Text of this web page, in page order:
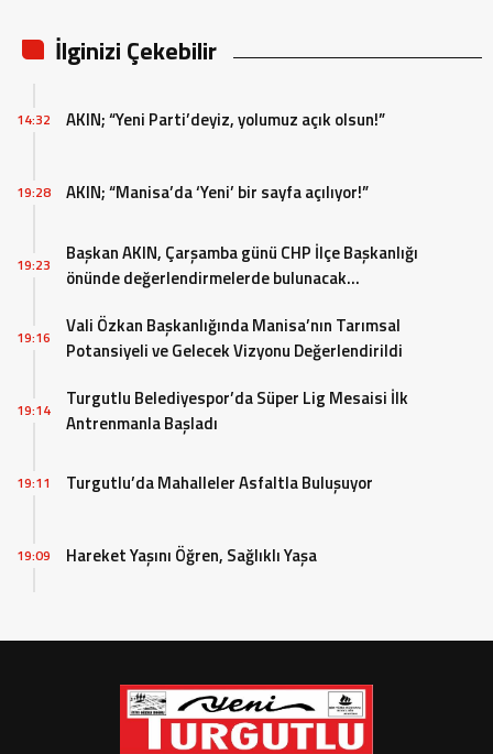
İlginizi Çekebilir
AKIN; “Yeni Parti’deyiz, yolumuz açık olsun!”
14:32
AKIN; “Manisa’da ‘Yeni’ bir sayfa açılıyor!”
19:28
Başkan AKIN, Çarşamba günü CHP İlçe Başkanlığı
önünde değerlendirmelerde bulunacak…
19:23
Vali Özkan Başkanlığında Manisa’nın Tarımsal
Potansiyeli ve Gelecek Vizyonu Değerlendirildi
19:16
Turgutlu Belediyespor’da Süper Lig Mesaisi İlk
Antrenmanla Başladı
19:14
Turgutlu’da Mahalleler Asfaltla Buluşuyor
19:11
Hareket Yaşını Öğren, Sağlıklı Yaşa
19:09